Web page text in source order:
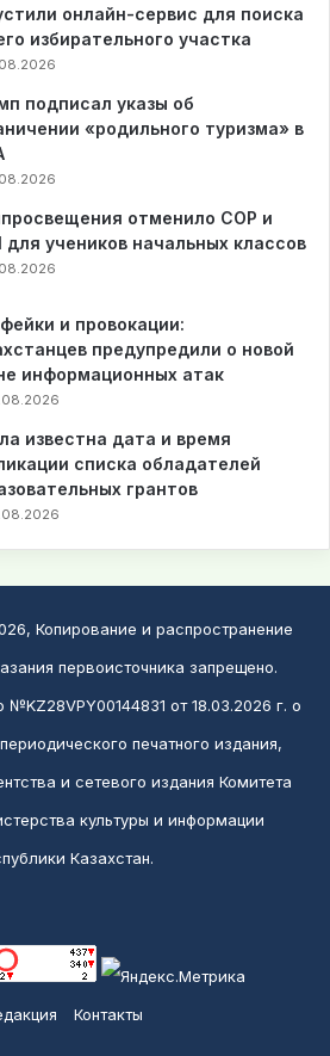
онлайн-сервис для поиска
избирательного участка
подписал указы об
«родильного туризма» в
отменило СОР и
учеников начальных классов
и провокации:
предупредили о новой
информационных атак
известна дата и время
списка обладателей
грантов
Копирование и распространение
первоисточника запрещено.
от 18.03.2026 г. о
печатного издания,
и сетевого издания Комитета
культуры и информации
Казахстан.
Контакты